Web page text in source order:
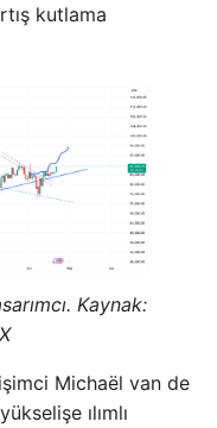
kutlama
Kaynak:
Michaël van de
ılımlı